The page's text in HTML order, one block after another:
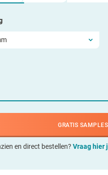
GRATIS
en direct bestellen? Vraag hier